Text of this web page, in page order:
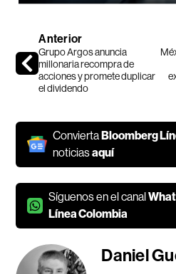
Anterior
Grupo Argos anuncia
millonaria recompra de
acciones y promete duplicar
el dividendo
ConviertaBloomberg
noticiasaquí
Síguenos en el canal
Línea Colombia
Daniel